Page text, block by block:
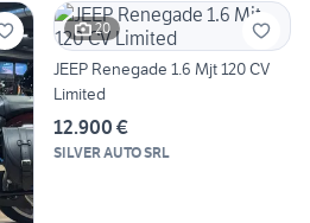
20
JEEP Renegade 1.6 Mjt 120 CV
Limited
12.900 €
SILVER AUTO SRL